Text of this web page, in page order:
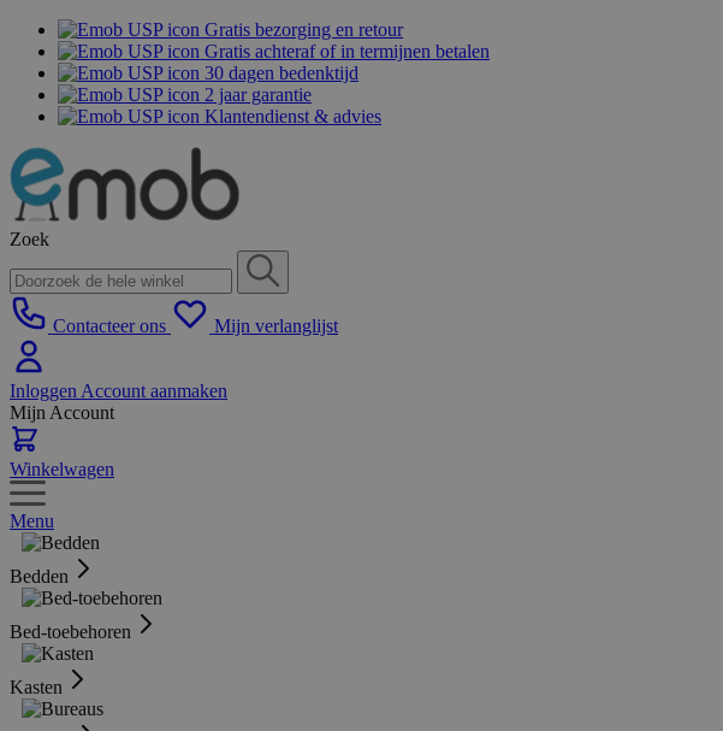
Gratis bezorging en retour
Gratis achteraf of in termijnen betalen
30 dagen bedenktijd
2 jaar garantie
Klantendienst & advies
Zoek
Contacteer ons Mijn verlanglijst
Inloggen Account aanmaken
Mijn Account
Winkelwagen
Menu
Bedden
Bed-toebehoren
Kasten